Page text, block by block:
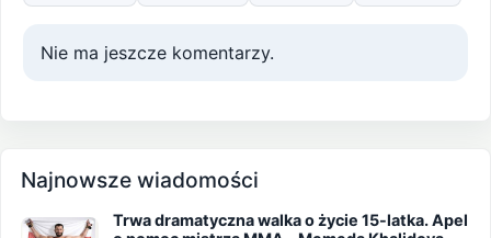
Nie ma jeszcze komentarzy.
Najnowsze wiadomości
Trwa dramatyczna walka o życie 15-latka. Apel